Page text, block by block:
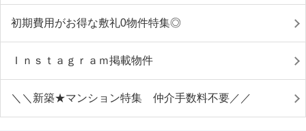
初期費用がお得な敷礼0物件特集◎
Ｉｎｓｔａｇｒａｍ掲載物件
＼＼新築★マンション特集 仲介手数料不要／／